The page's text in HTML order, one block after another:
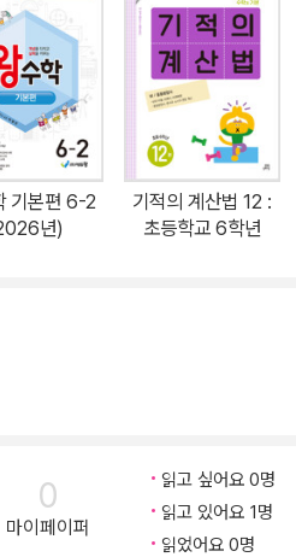
산, 유형연습이 중요한 응용! 문장
리사고형 등 다양한 유형의 응용 문
대한 수학적 시야를 넓히고, 튼튼
든
서 사용할 수 있도록 칼선 처리가 되
큼 쉽게 공부할 수 있습니다. 매일 한
길러 봅니다.
기본편 6-2
년)
기적의 계산법 12 :
초등학교 6학년
0
마이페이퍼
읽고 싶어요 0명
읽고 있어요 1명
읽었어요 0명